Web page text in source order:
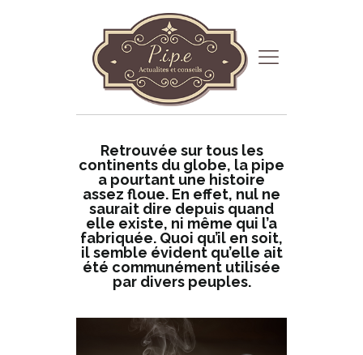
Retrouvée sur tous les
continents du globe, la pipe
a pourtant une histoire
assez floue. En effet, nul ne
saurait dire depuis quand
elle existe, ni même qui l’a
fabriquée. Quoi qu’il en soit,
il semble évident qu’elle ait
été communément utilisée
par divers peuples.